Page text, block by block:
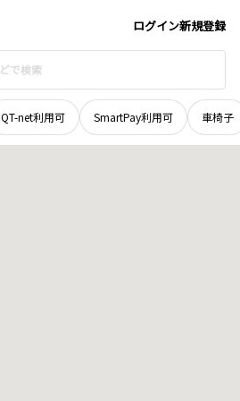
ログイン新規登録
QT-net利用可 SmartPay利用可 車椅子